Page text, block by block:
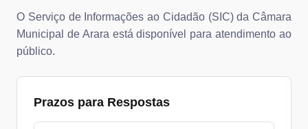
O Serviço de Informações ao Cidadão (SIC) da Câmara
Municipal de Arara está disponível para atendimento ao
público.
Prazos para Respostas